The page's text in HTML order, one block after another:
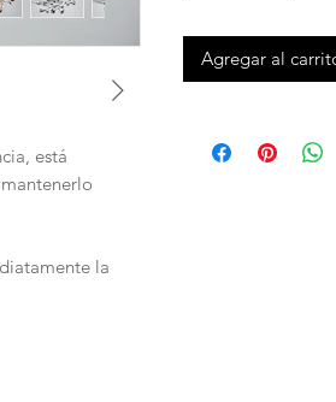
está
la
Agregar al